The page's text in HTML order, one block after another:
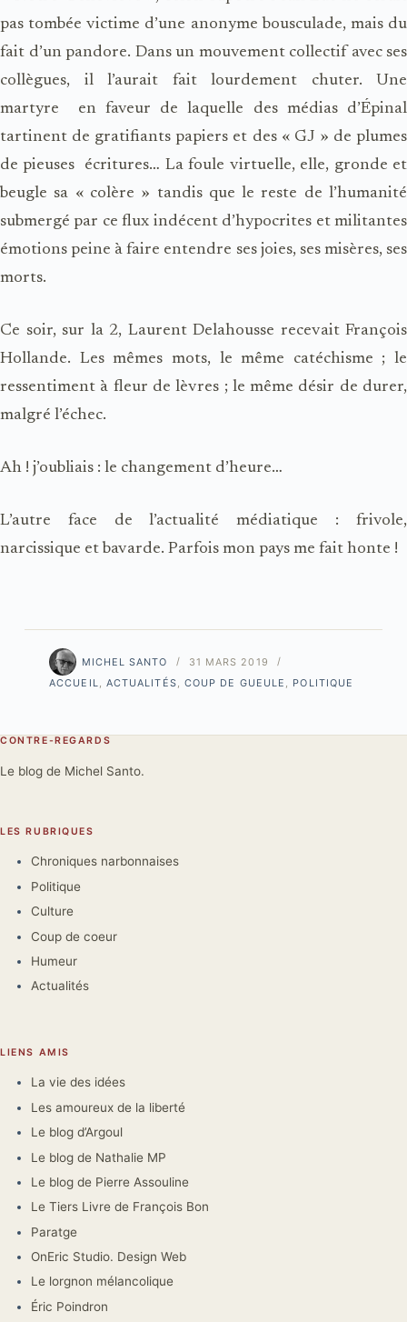
pas tombée victime d’une anonyme bousculade, mais du
fait d’un pandore. Dans un mouvement collectif avec ses
collègues, il l’aurait fait lourdement chuter. Une
martyre en faveur de laquelle des médias d’Épinal
tartinent de gratifiants papiers et des « GJ » de plumes
de pieuses écritures… La foule virtuelle, elle, gronde et
beugle sa « colère » tandis que le reste de l’humanité
submergé par ce flux indécent d’hypocrites et militantes
émotions peine à faire entendre ses joies, ses misères, ses
morts.
Ce soir, sur la 2, Laurent Delahousse recevait François
Hollande. Les mêmes mots, le même catéchisme ; le
ressentiment à fleur de lèvres ; le même désir de durer,
malgré l’échec.
Ah ! j’oubliais : le changement d’heure…
L’autre face de l’actualité médiatique : frivole,
narcissique et bavarde. Parfois mon pays me fait honte !
MICHEL SANTO
31 MARS 2019
ACCUEIL, ACTUALITÉS, COUP DE GUEULE , POLITIQUE
CONTRE-REGARDS
Le blog de Michel Santo.
LES RUBRIQUES
Chroniques narbonnaises
Politique
Culture
Coup de coeur
Humeur
Actualités
LIENS AMIS
La vie des idées
Les amoureux de la liberté
Le blog d’Argoul
Le blog de Nathalie MP
Le blog de Pierre Assouline
Le Tiers Livre de François Bon
Paratge
OnEric Studio. Design Web
Le lorgnon mélancolique
Éric Poindron